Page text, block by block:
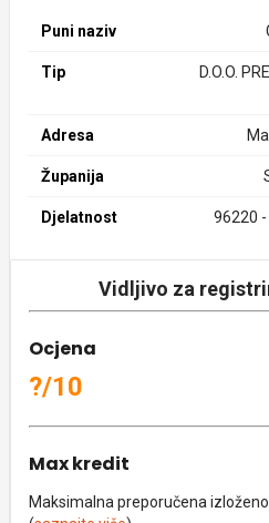
Puni naziv
Tip
D.O.O.
Adresa
Županija
Djelatnost
96220
Vidljivo za
Ocjena
?/10
Max kredit
Maksimalna preporučena